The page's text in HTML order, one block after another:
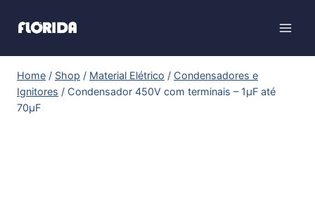
Home / Shop / Material Elétrico / Condensadores e
Ignitores / Condensador 450V com terminais – 1µF até
70µF